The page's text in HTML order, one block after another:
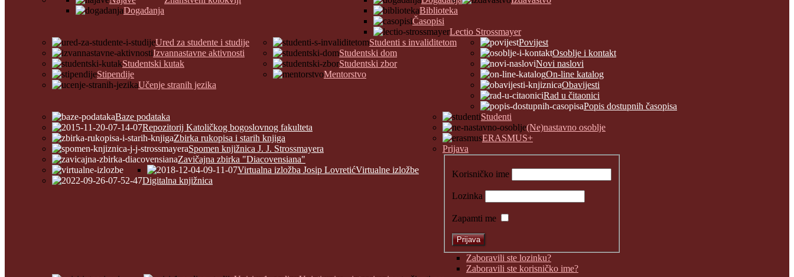
Događanja
Biblioteka
Časopisi
Lectio Strossmayer
Ured za studente i studije
Izvannastavne aktivnosti
Studentski kutak
Stipendije
Učenje stranih jezika
Studenti s invaliditetom
Studentski dom
Studentski zbor
Mentorstvo
Povijest
Osoblje i kontakt
Novi naslovi
On-line katalog
Obavijesti
Rad u čitaonici
Popis dostupnih časopisa
Baze podataka
Repozitorij Katoličkog bogoslovnog fakulteta
Zbirka rukopisa i starih knjiga
Spomen knjižnica J. J. Strossmayera
Zavičajna zbirka "Diacovensiana"
Virtualne izložbe
Virtualna izložba Josip Lovretić
Digitalna knjižnica
Studenti
(Ne)nastavno osoblje
ERASMUS+
Prijava
Korisničko ime
Lozinka
Zapamti me
Zaboravili ste lozinku?
Zaboravili ste korisničko ime?